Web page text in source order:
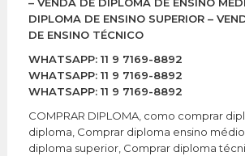
DIPLOMA DE ENSINO SUPERIOR –
DE ENSINO TÉCNICO
WHATSAPP: 11 9 7169-8892
WHATSAPP: 11 9 7169-8892
WHATSAPP: 11 9 7169-8892
COMPRAR DIPLOMA, como comprar
diploma, Comprar diploma ensino
diploma superior, Comprar diploma